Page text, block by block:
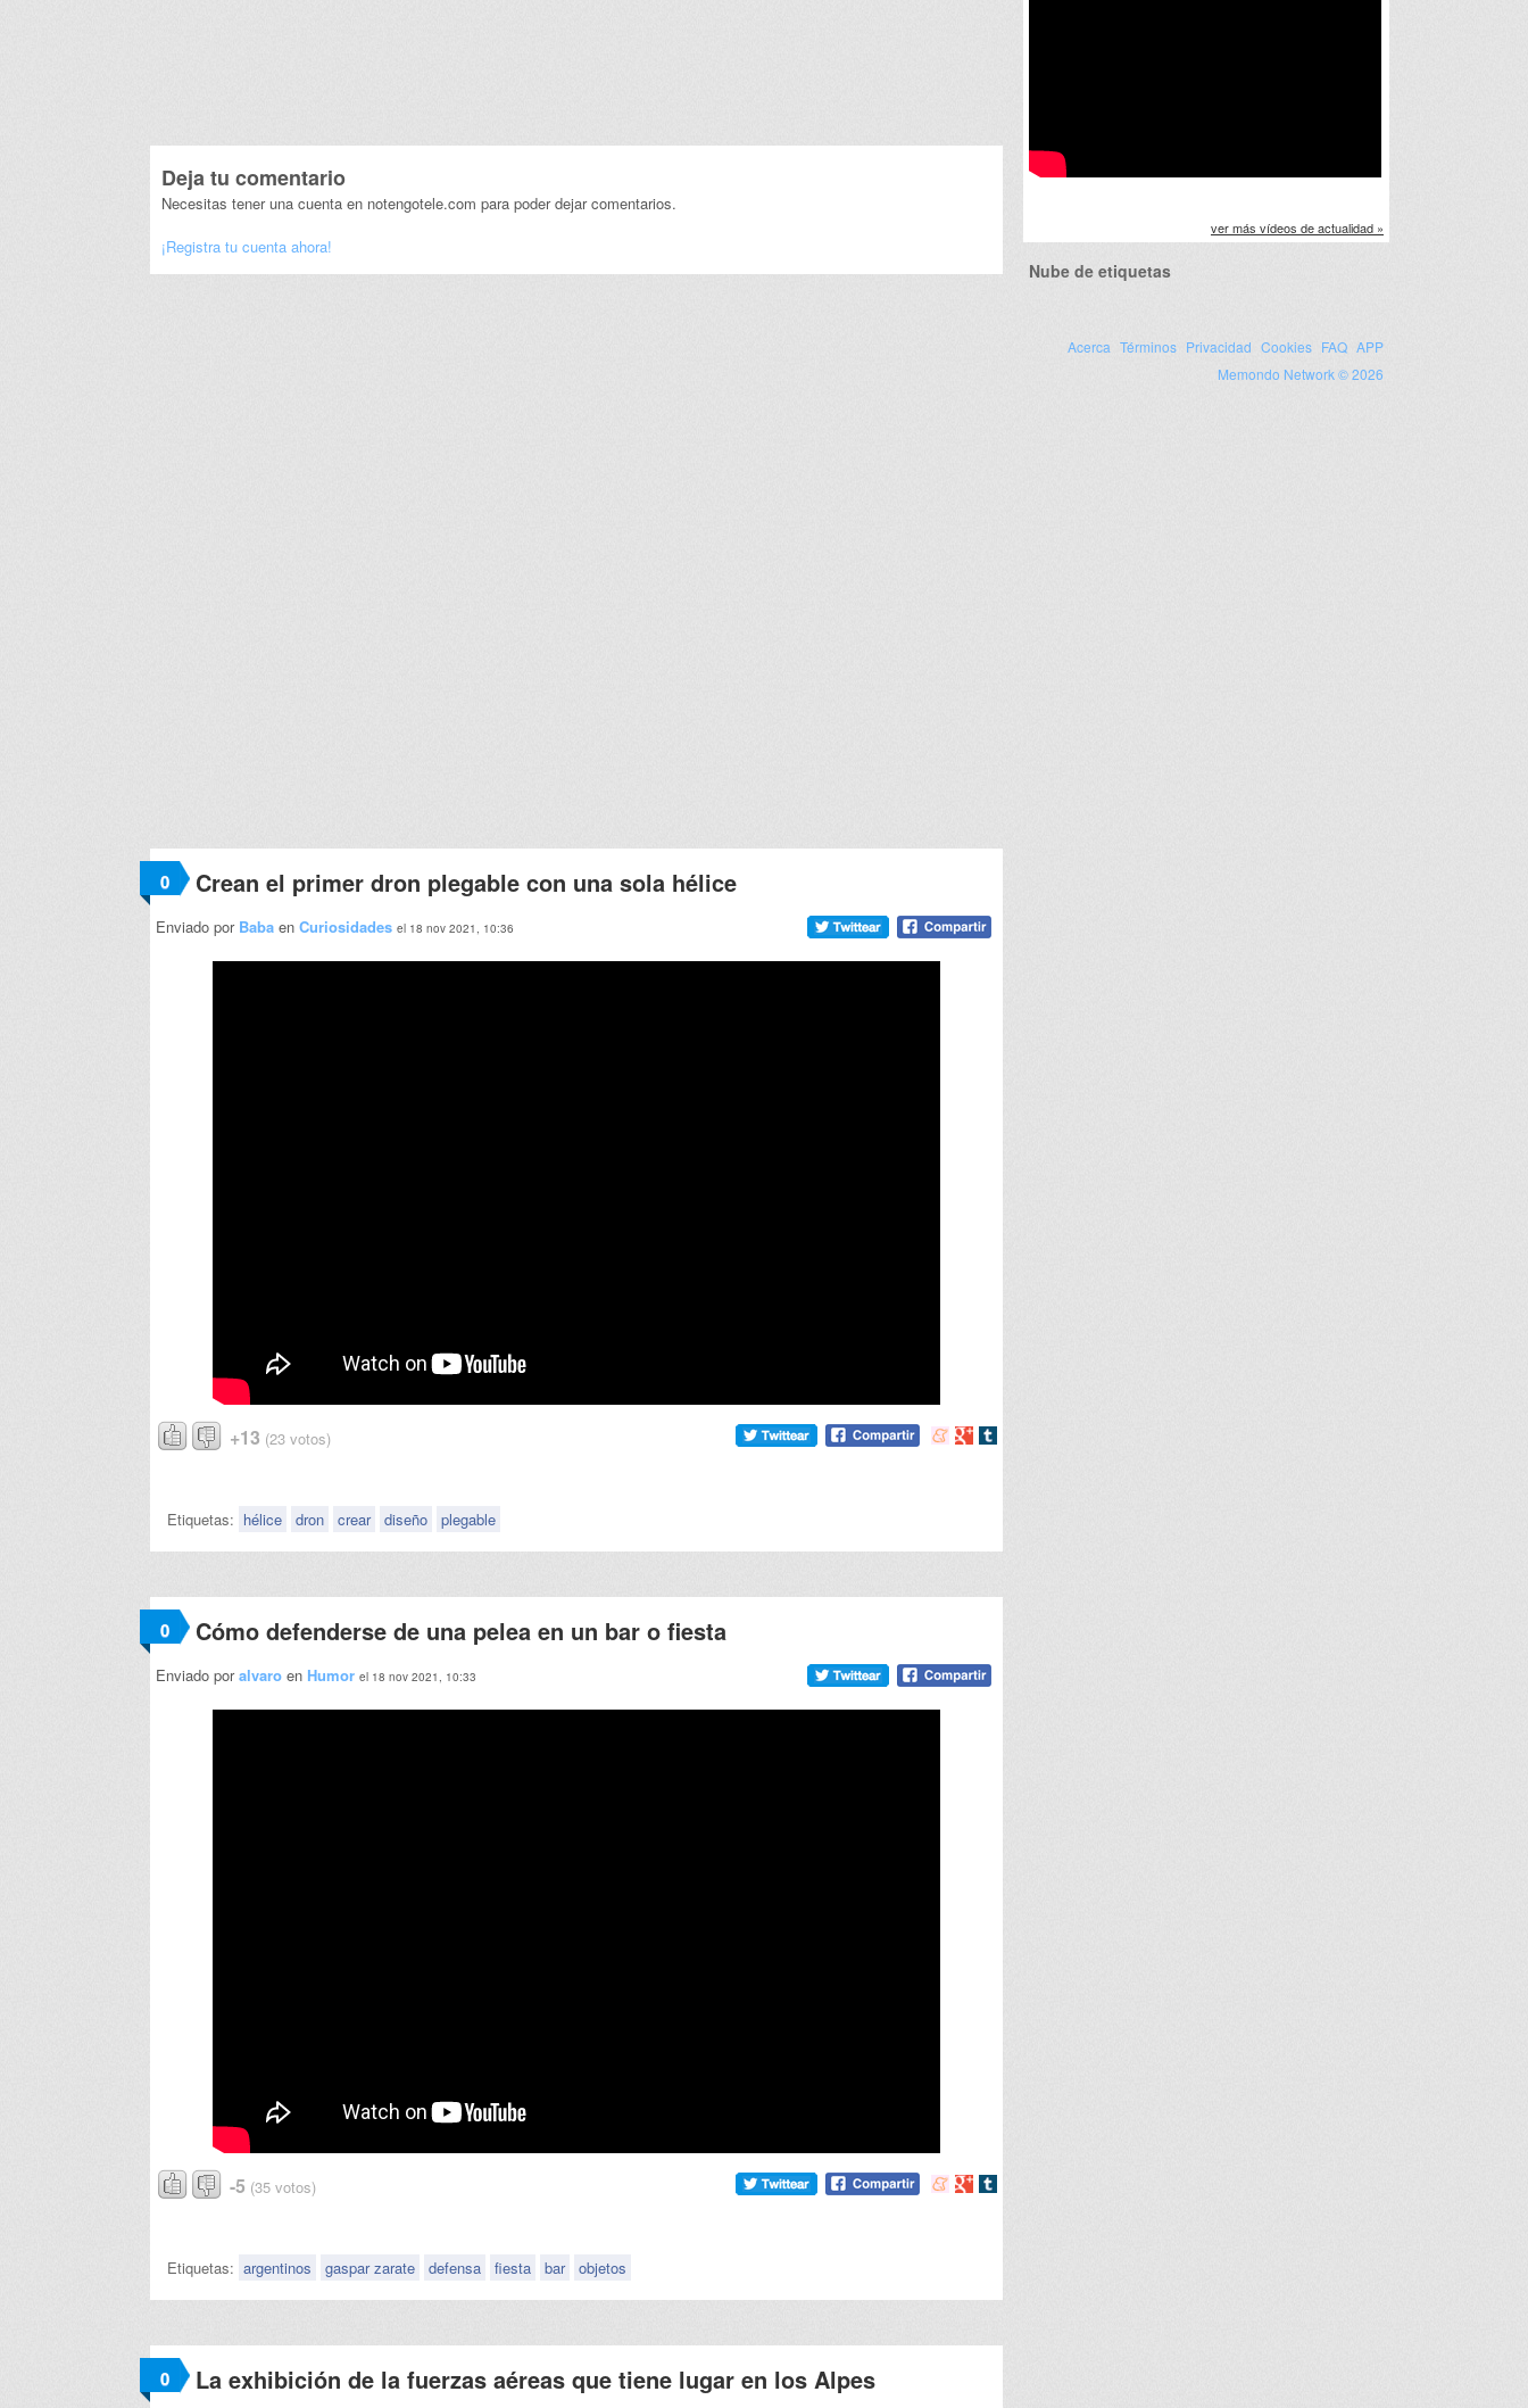
Deja tu comentario
Necesitas tener una cuenta en notengotele.com para poder dejar comentarios.
¡Registra tu cuenta ahora!
0 Crean el primer dron plegable con una sola hélice
Enviado por Baba en Curiosidades el 18 nov 2021, 10:36
+13 (23 votos)
Compartir
Compartir
Compartir
Etiquetas: hélice dron crear diseño plegable
0 Cómo defenderse de una pelea en un bar o fiesta
Enviado poralvaro en Humor el 18 nov 2021, 10:33
-5 (35 votos)
Compartir
Compartir
Compartir
Etiquetas: argentinos gaspar zarate defensa fiesta bar objetos
0 La exhibición de la fuerzas aéreas que tiene lugar en los Alpes
ver más vídeos de actualidad »
Nube de etiquetas
Acerca Términos Privacidad Cookies FAQ APP
Memondo Network © 2026